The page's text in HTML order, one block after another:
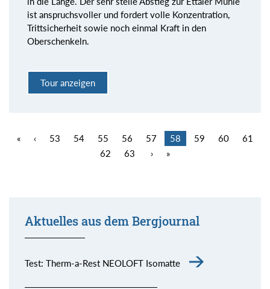
ist anspruchsvoller und fordert volle Konzentration,
Trittsicherheit sowie noch einmal Kraft in den
Oberschenkeln.
Tour anzeigen
« ‹ 53 54 55 56 57 58 59 60
61
62
63 › »
Aktuelles aus dem Bergjournal
Test: Therm-a-Rest NEOLOFT Isomatte